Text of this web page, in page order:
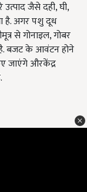
जैसे दही, घी,
है. अगर पशु दूध
से गोनाइल, गोबर
बजट के आवंटन होने
जाएंगे औरकेंद्र